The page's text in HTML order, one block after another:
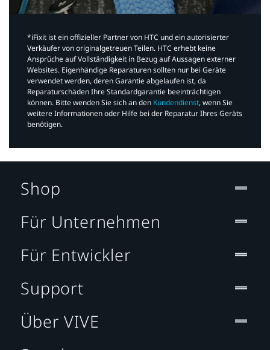
*iFixit ist ein offizieller Partner von HTC und ein autorisierter
Verkäufer von originalgetreuen Teilen. HTC erhebt keine
Ansprüche auf Vollständigkeit in Bezug auf Aussagen externer
Websites. Eigenhändige Reparaturen sollten nur bei Geräte
verwendet werden, deren Garantie abgelaufen ist, da
Reparaturschäden Ihre Standardgarantie beeinträchtigen
können. Bitte wenden Sie sich an den Kundendienst, wenn Sie
weitere Informationen oder Hilfe bei der Reparatur Ihres Geräts
benötigen.​
Shop
Für Unternehmen
Für Entwickler
Support
Über VIVE